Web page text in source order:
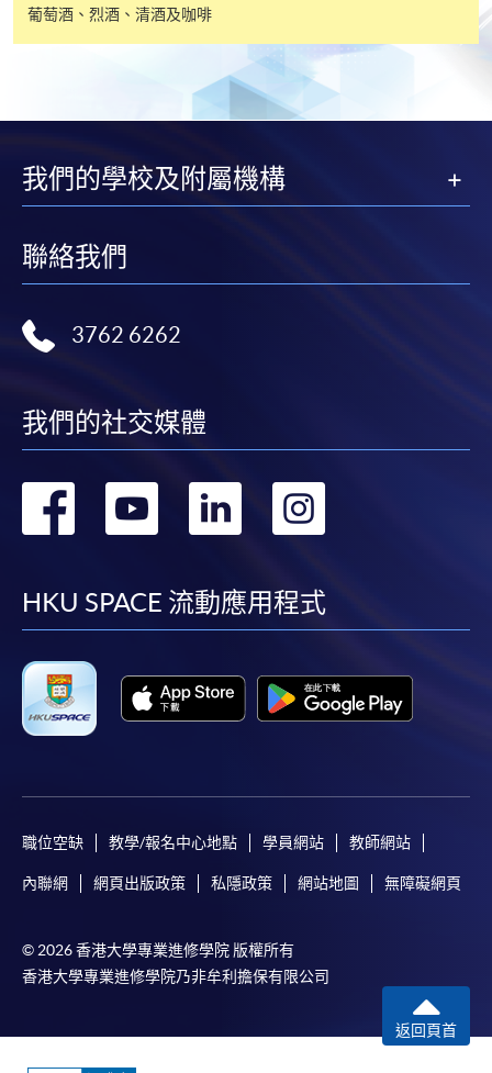
快與 閣下聯絡。
申請人應注意，不論親身或網上報讀，相同的課
程/科目只可提交一次申請。
在網上報名過程中，付款成功後，網頁將顯示付款
子郵件帳戶。請保留確定回條作日後查詢用途。
除特殊情況(例如課程因報名人數不足而被取消)及
如須甄選入學，則正式收據並不可作為 閣下已獲
學費。
本學院為學院開設的其中一些課程提供在線服務的平台。雖然
會保證下列各項：資訊並無侵犯版權，資訊可安全使用、資訊
本學院（包括其僱員及附屬機構）對你在網上付款而由下列原
因所導致的任何損失，一概不負責；上述原因包括：（1）由
付款銀行或獨立商戶因為付款的網關在處理付款的信用卡、付
（3）付款的網關在完成網上付款時出現的故障、失靈、或失
誤；（4）任何由付款的網關引起或與付款的網關相關的原
因，包括未獲授權進入、資料傳送的改動、任何非法行為等。
以上中文本純作參考之用，如內容與英文版本有任何歧義，一
切以英文版本為準。
葡萄酒、烈酒、清酒及咖啡
我們的學校及附屬機構
聯絡我們
3762 6262
我們的社交媒體
轉
facebook
轉
youtube
轉
linkedin
HKU SPACE 流動應用程式
職位空缺 教學/報名中心地點 學員網站 教師網站
內聯網 網頁出版政策 私隱政策 網站地圖 無障礙網頁
© 2026 香港大學專業進修學院 版權所有
香港大學專業進修學院乃非牟利擔保有限公司
返回頁首